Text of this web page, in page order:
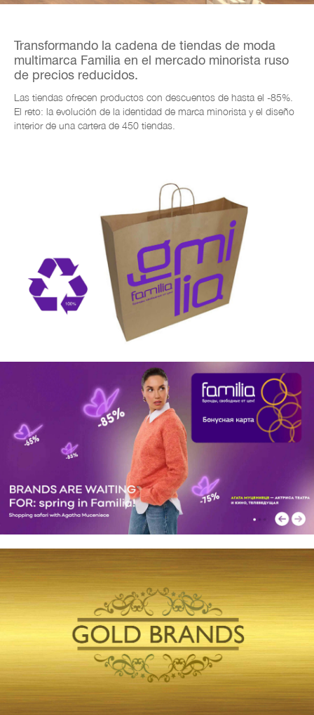
Transformando la cadena de tiendas de moda
multimarca Familia en el mercado minorista ruso
de precios reducidos.
Las tiendas ofrecen productos con descuentos de hasta el -85%.
El reto: la evolución de la identidad de marca minorista y el diseño
interior de una cartera de 450 tiendas.